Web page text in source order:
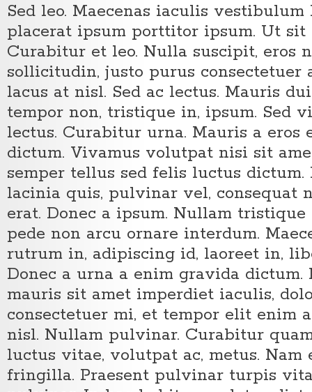
Sed leo. Maecenas iaculis vestibulum
placerat ipsum porttitor ipsum. Ut sit
Curabitur et leo. Nulla suscipit, eros
sollicitudin, justo purus consectetuer
lacus at nisl. Sed ac lectus. Mauris
tempor non, tristique in, ipsum. Sed
lectus. Curabitur urna. Mauris a
dictum. Vivamus volutpat nisi sit
semper tellus sed felis luctus dictum.
lacinia quis, pulvinar vel, consequat
erat. Donec a ipsum. Nullam tristique
pede non arcu ornare interdum.
rutrum in, adipiscing id, laoreet in,
Donec a urna a enim gravida dictum.
mauris sit amet imperdiet iaculis,
consectetuer mi, et tempor elit enim
nisl. Nullam pulvinar. Curabitur
luctus vitae, volutpat ac, metus. Nam
fringilla. Praesent pulvinar turpis